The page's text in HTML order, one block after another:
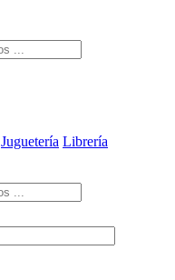
Juguetería Librería